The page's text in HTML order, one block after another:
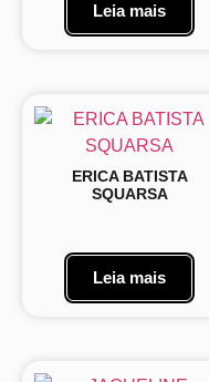
Leia mais
ERICA BATISTA
SQUARSA
Leia mais